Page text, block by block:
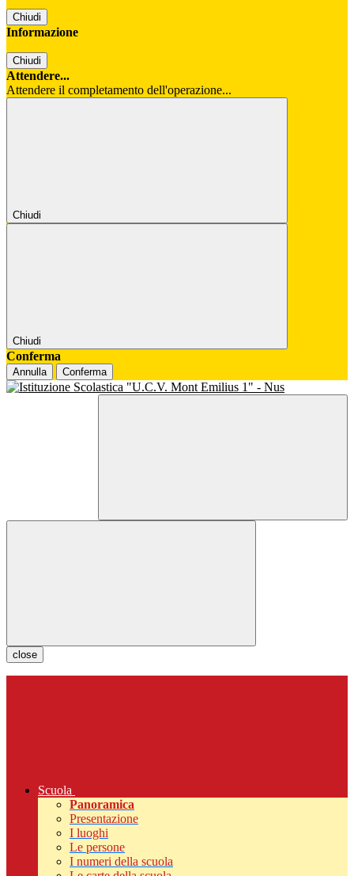
Chiudi
Informazione
Chiudi
Attendere...
Attendere il completamento dell'operazione...
Chiudi
Chiudi
Conferma
Annulla Conferma
close
Scuola
Panoramica
Presentazione
I luoghi
Le persone
I numeri della scuola